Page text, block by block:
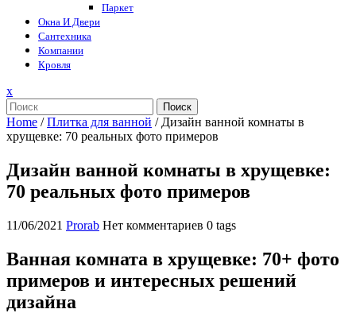
Паркет
Окна И Двери
Сантехника
Компании
Кровля
xЗакрыть
меню
Поиск
Home /Плитка для ванной / Дизайн ванной комнаты в
хрущевке: 70 реальных фото примеров
Дизайн ванной комнаты в хрущевке:
70 реальных фото примеров
11/06/2021 Prorab Нет комментариев 0 tags
Ванная комната в хрущевке: 70+ фото
примеров и интересных решений
дизайна